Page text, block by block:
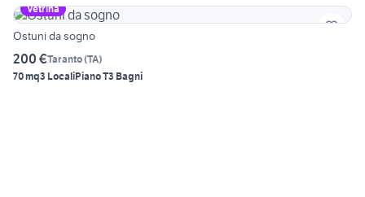
Vetrina
Ostuni da sogno
200 €Taranto(TA)
70 mq3 LocaliPiano T3 Bagni